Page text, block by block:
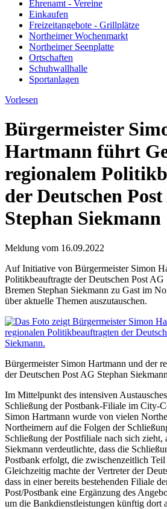
Ehrenamt - Vereine
Einkaufen
Freizeitangebote - Grillplätze
Northeimer Wochenmarkt
Northeimer Seenplatte
Ortschaften
Schuhwallhalle
Sportanlagen
Vorlesen
Bürgermeister
Hartmann führt
regionalem
der Deutschen
Stephan Siekmann
Meldung vom 16.09.2022
Auf Initiative von Bürgermeister Simon
Politikbeauftragte der Deutschen Post AG
Bremen Stephan Siekmann zu Gast im
über aktuelle Themen auszutauschen.
Bürgermeister Simon Hartmann und der
der Deutschen Post AG Stephan Siekmann
Im Mittelpunkt des intensiven
Schließung der Postbank-Filiale im City-
Simon Hartmann wurde von vielen
Northeimern auf die Folgen der
Schließung der Postfiliale nach sich zieht,
Siekmann verdeutlichte, dass die
Postbank erfolgt, die zwischenzeitlich
Gleichzeitig machte der Vertreter der
dass in einer bereits bestehenden Filiale
Post/Postbank eine Ergänzung des
um die Bankdienstleistungen künftig dort